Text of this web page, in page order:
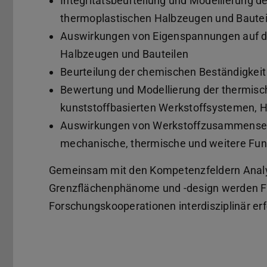
thermoplastischen Halbzeugen und
Auswirkungen von Eigenspannungen auf
Halbzeugen und Bauteilen
Beurteilung der chemischen
Bewertung und Modellierung der
kunststoffbasierten Werkstoffsystemen,
Auswirkungen von
mechanische, thermische und weitere
Gemeinsam mit den Kompetenzfeldern
Grenzflächenphänome und -design werden
Forschungskooperationen interdisziplinär